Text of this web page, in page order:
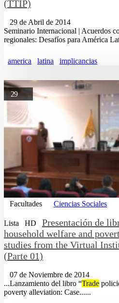
(TTIP)
29 de Abril de 2014
Seminario Internacional | Acuerdos
regionales: Desafíos para América
america latina implicancias
29
Facultades Ciencias Sociales
Lista HD Presentación de
household welfare and
studies from the Virtual
(Parte 01)
07 de Noviembre de 2014
...Lanzamiento del libro “Trade
poverty alleviation: Case......